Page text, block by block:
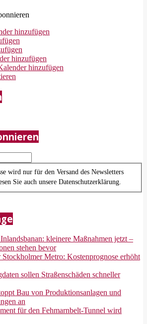
hinzufügen
hinzufügen
hinzufügen
wird nur für den Versand des Newsletters
Sie auch unsere Datenschutzerklärung.
kleinere Maßnahmen jetzt –
stehen bevor
Metro: Kostenprognose erhöht
sollen Straßenschäden schneller
Bau von Produktionsanlagen und
an
für den Fehmarnbelt-Tunnel wird